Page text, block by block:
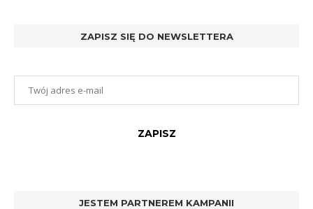
ZAPISZ SIĘ DO NEWSLETTERA
JESTEM PARTNEREM KAMPANII